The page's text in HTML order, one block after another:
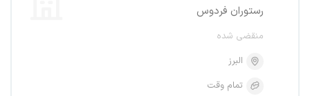
رستوران فردوس
منقضی شده
البرز
تمام وقت